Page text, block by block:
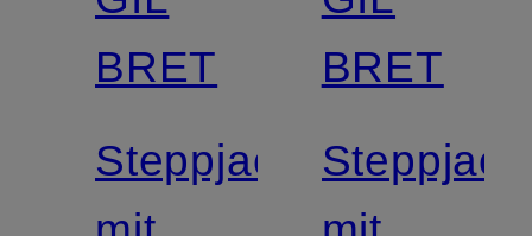
BRET
Steppjacke
BRET